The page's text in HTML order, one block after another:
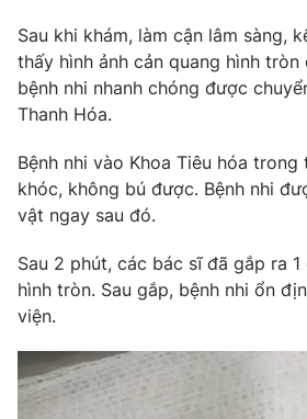
VTV Sức khoẻ Bất
VTV4 Vươn
VTV9 VTV8
Liên hệ tòa soạn
Sau khi khám, làm cận lâm sàng,
thấy hình ảnh cản quang hình
bệnh nhi nhanh chóng được
Thanh Hóa.
Bệnh nhi vào Khoa Tiêu hóa
khóc, không bú được. Bệnh nhi
vật ngay sau đó.
Sau 2 phút, các bác sĩ đã gắp ra
hình tròn. Sau gắp, bệnh nhi ổn
viện.